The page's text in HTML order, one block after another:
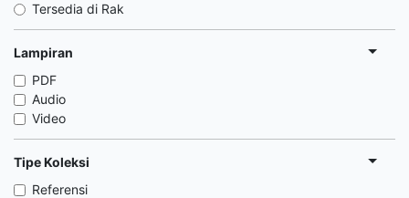
Tersedia di Rak
Lampiran
PDF
Audio
Video
Tipe Koleksi
Referensi